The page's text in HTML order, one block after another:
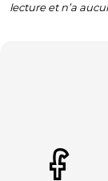
lecture et n’a